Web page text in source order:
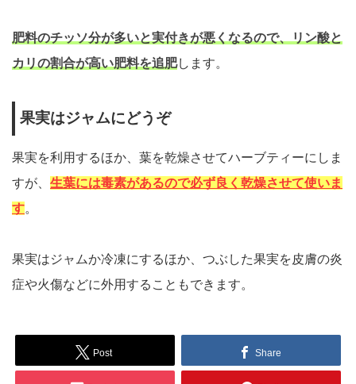
肥料のチッソ分が多いと実付きが悪くなるので、リン酸と
カリの割合が高い肥料を追肥します。
果実はジャムにどうぞ
果実を利用するほか、葉を乾燥させてハーブティーにしま
すが、 生葉には毒素があるので必ず良く乾燥させて使いま
す。
果実はジャムか冷凍にするほか、つぶした果実を皮膚の炎
症や火傷などに外用することもできます。
Post Share